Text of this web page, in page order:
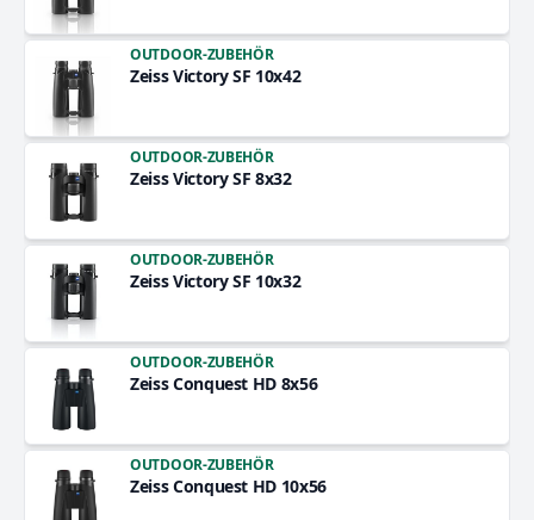
OUTDOOR-ZUBEHÖR
Zeiss Victory SF 10x42
OUTDOOR-ZUBEHÖR
Zeiss Victory SF 8x32
OUTDOOR-ZUBEHÖR
Zeiss Victory SF 10x32
OUTDOOR-ZUBEHÖR
Zeiss Conquest HD 8x56
OUTDOOR-ZUBEHÖR
Zeiss Conquest HD 10x56